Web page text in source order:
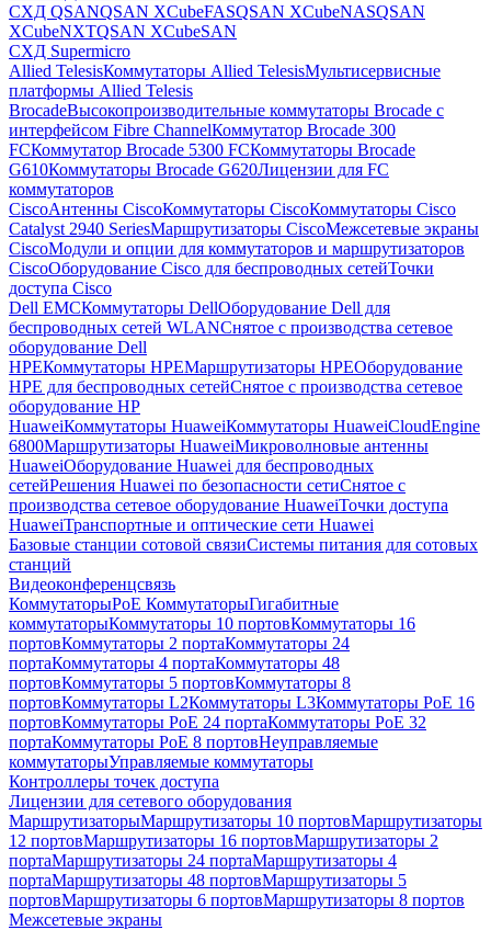
СХД QSANQSAN XCubeFASQSAN XCubeNASQSAN
XCubeNXTQSAN XCubeSAN
СХД Supermicro
Allied TelesisКоммутаторы Allied TelesisМультисервисные
платформы Allied Telesis
BrocadeВысокопроизводительные коммутаторы Brocade с
интерфейсом Fibre ChannelКоммутатор Brocade 300
FCКоммутатор Brocade 5300 FCКоммутаторы Brocade
G610Коммутаторы Brocade G620Лицензии для FC
коммутаторов
CiscoАнтенны CiscoКоммутаторы CiscoКоммутаторы Cisco
Catalyst 2940 SeriesМаршрутизаторы CiscoМежсетевые экраны
CiscoМодули и опции для коммутаторов и маршрутизаторов
CiscoОборудование Cisco для беспроводных сетейТочки
доступа Cisco
Dell EMCКоммутаторы DellОборудование Dell для
беспроводных сетей WLANСнятое с производства сетевое
оборудование Dell
HPEКоммутаторы HPEМаршрутизаторы HPEОборудование
HPE для беспроводных сетейСнятое с производства сетевое
оборудование HP
HuaweiКоммутаторы HuaweiКоммутаторы HuaweiCloudEngine
6800Маршрутизаторы HuaweiМикроволновые антенны
HuaweiОборудование Huawei для беспроводных
сетейРешения Huawei по безопасности сетиСнятое с
производства сетевое оборудование HuaweiТочки доступа
HuaweiТранспортные и оптические сети Huawei
Базовые станции сотовой связиСистемы питания для сотовых
станций
Видеоконференцсвязь
КоммутаторыPoE КоммутаторыГигабитные
коммутаторыКоммутаторы 10 портовКоммутаторы 16
портовКоммутаторы 2 портаКоммутаторы 24
портаКоммутаторы 4 портаКоммутаторы 48
портовКоммутаторы 5 портовКоммутаторы 8
портовКоммутаторы L2Коммутаторы L3Коммутаторы PoE 16
портовКоммутаторы PoE 24 портаКоммутаторы PoE 32
портаКоммутаторы PoE 8 портовНеуправляемые
коммутаторыУправляемые коммутаторы
Контроллеры точек доступа
Лицензии для сетевого оборудования
МаршрутизаторыМаршрутизаторы 10 портовМаршрутизаторы
12 портовМаршрутизаторы 16 портовМаршрутизаторы 2
портаМаршрутизаторы 24 портаМаршрутизаторы 4
портаМаршрутизаторы 48 портовМаршрутизаторы 5
портовМаршрутизаторы 6 портовМаршрутизаторы 8 портов
Межсетевые экраны